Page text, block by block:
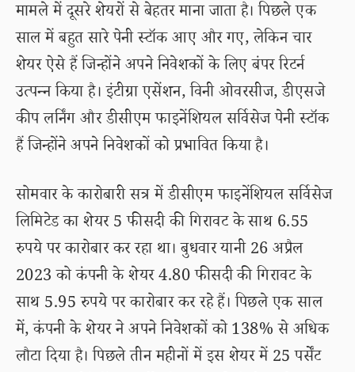
मामले में दूसरे शेयरों से बेहतर माना जाता है। पिछले एक
साल में बहुत सारे पेनी स्टॉक आए और गए, लेकिन चार
शेयर ऐसे हैं जिन्होंने अपने निवेशकों के लिए बंपर रिटर्न
उत्पन्न किया है। इंटीग्रा एसेंशन, विनी ओवरसीज, डीएसजे
कीप लर्निंग और डीसीएम फाइनेंशियल सर्विसेज पेनी स्टॉक
हैं जिन्होंने अपने निवेशकों को प्रभावित किया है।
सोमवार के कारोबारी सत्र में डीसीएम फाइनेंशियल सर्विसेज
लिमिटेड का शेयर 5 फीसदी की गिरावट के साथ 6.55
रुपये पर कारोबार कर रहा था। बुधवार यानी 26 अप्रैल
2023 को कंपनी के शेयर 4.80 फीसदी की गिरावट के
साथ 5.95 रुपये पर कारोबार कर रहे हैं। पिछले एक साल
में, कंपनी के शेयर ने अपने निवेशकों को 138% से अधिक
लौटा दिया है। पिछले तीन महीनों में इस शेयर में 25 पर्सेंट